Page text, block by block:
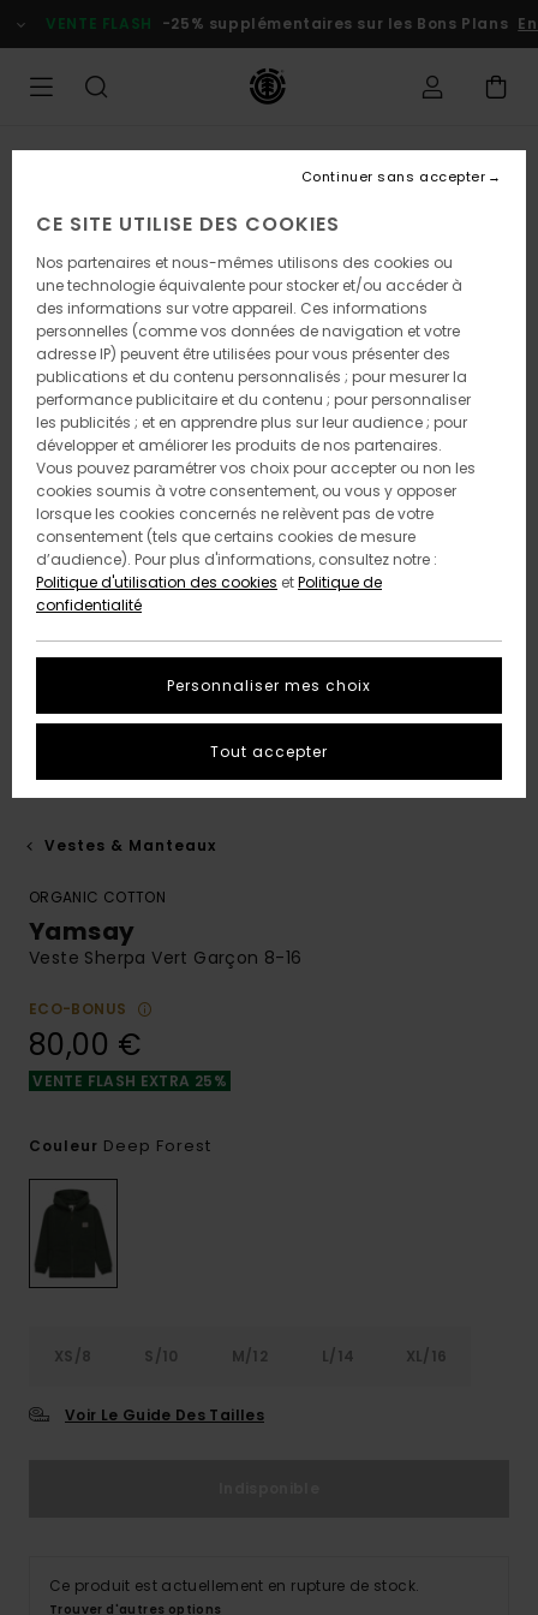
l'information
VENTE FLASH -25% supplémentaires sur les Bons Plans En
Vestes & Manteaux
ORGANIC COTTON
Yamsay
Veste Sherpa Vert Garçon 8-16
ECO-BONUS
80,00 €
VENTE FLASH EXTRA 25%
Couleur Deep Forest
XS/8 S/10 M/12 L/14 XL/16
Voir Le Guide Des Tailles
Ce produit est actuellement en rupture de stock.
Trouver d'autres options
CE SITE UTILISE DES COOKIES
Nos partenaires et nous-mêmes utilisons des cookies ou
une technologie équivalente pour stocker et/ou accéder à
des informations sur votre appareil. Ces informations
personnelles (comme vos données de navigation et votre
adresse IP) peuvent être utilisées pour vous présenter des
publications et du contenu personnalisés ; pour mesurer la
performance publicitaire et du contenu ; pour personnaliser
les publicités ; et en apprendre plus sur leur audience ; pour
développer et améliorer les produits de nos partenaires.
Vous pouvez paramétrer vos choix pour accepter ou non les
cookies soumis à votre consentement, ou vous y opposer
lorsque les cookies concernés ne relèvent pas de votre
consentement (tels que certains cookies de mesure
d’audience). Pour plus d'informations, consultez notre :
Politique d'utilisation des cookies etPolitique de
confidentialité
Personnaliser mes choix
Continuer sans accepter
Tout accepter